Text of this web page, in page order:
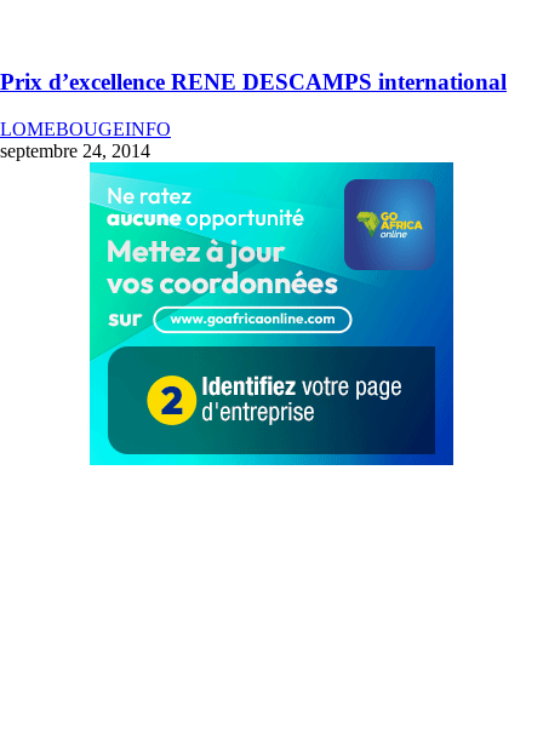
Prix d’excellence RENE DESCAMPS international
LOMEBOUGEINFO
septembre 24, 2014